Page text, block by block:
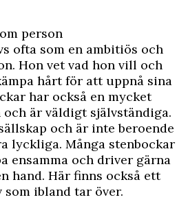
person
ofta som en ambitiös och
Hon vet vad hon vill och
hårt för att uppnå sina
har också en mycket
är väldigt självständiga.
och är inte beroende
lyckliga. Många stenbockar
ensamma och driver gärna
hand. Här finns också ett
ibland tar över.